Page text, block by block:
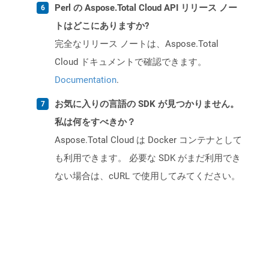
Perl の Aspose.Total Cloud API リリース ノー
トはどこにありますか?
完全なリリース ノートは、Aspose.Total
Cloud ドキュメントで確認できます。
Documentation.
お気に入りの言語の SDK が見つかりません。
私は何をすべきか？
Aspose.Total Cloud は Docker コンテナとして
も利用できます。 必要な SDK がまだ利用でき
ない場合は、cURL で使用してみてください。